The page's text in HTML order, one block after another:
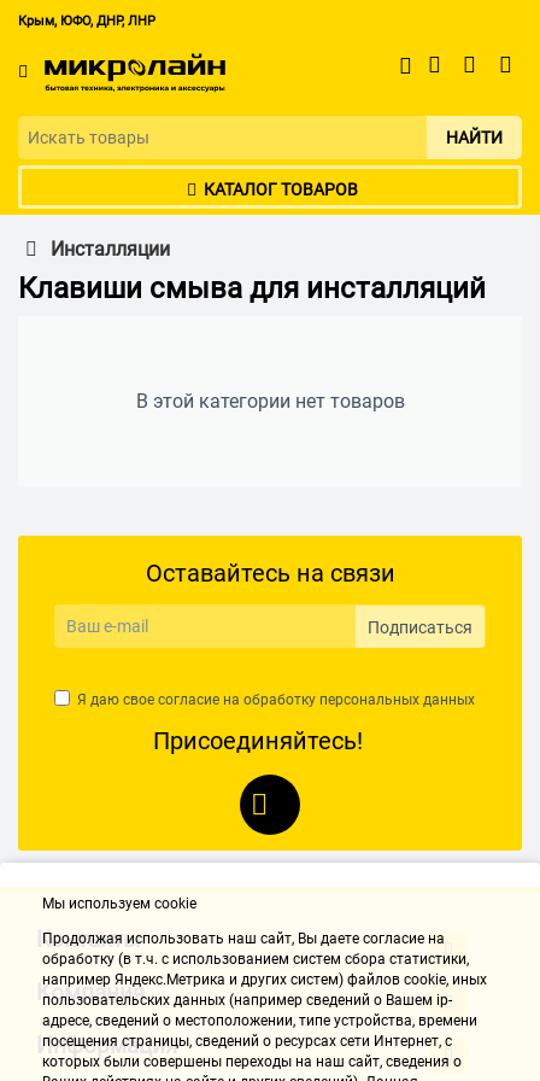
Крым, ЮФО, ДНР, ЛНР
НАЙТИ
КАТАЛОГ ТОВАРОВ
Инсталляции
Клавиши смыва для инсталляций
В этой категории нет товаров
Оставайтесь на связи
Подписаться
Я даю свое согласие на обработку персональных данных
Присоединяйтесь!
Контакты
Компания
Информация
Мы используем cookie
Продолжая использовать наш cайт, Вы даете согласие на
обработку (в т.ч. с использованием систем сбора статистики,
например Яндекс.Метрика и других систем) файлов cookie, иных
пользовательских данных (например сведений о Вашем ip-
адресе, сведений о местоположении, типе устройства, времени
посещения страницы, сведений о ресурсах сети Интернет, с
которых были совершены переходы на наш сайт, сведения о